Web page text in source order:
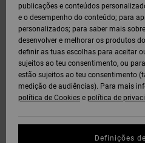
publicações e conteúdos
e o desempenho do conteúdo; para
personalizados; para saber mais
desenvolver e melhorar os produtos
definir as tuas escolhas para aceitar
sujeitos ao teu consentimento, ou
estão sujeitos ao teu consentimento
medição de audiências). Para mais
política de Cookies e política de
Definições